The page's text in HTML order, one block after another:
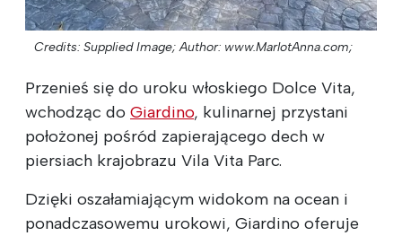
Credits: Supplied Image; Author: www.MarlotAnna.com;
Przenieś się do uroku włoskiego Dolce Vita,
wchodząc do Giardino, kulinarnej przystani
położonej pośród zapierającego dech w
piersiach krajobrazu Vila Vita Parc.
Dzięki oszałamiającym widokom na ocean i
ponadczasowemu urokowi, Giardino oferuje